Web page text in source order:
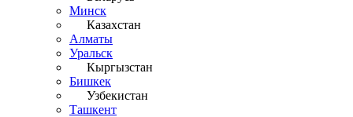
Минск
Казахстан
Алматы
Уральск
Кыргызстан
Бишкек
Узбекистан
Ташкент